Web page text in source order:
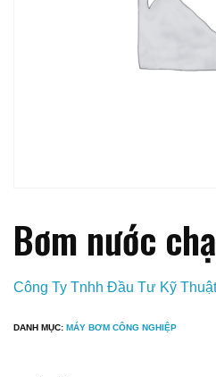
Bơm nước
Công Ty Tnhh Đầu Tư Kỹ
DANH MỤC: MÁY BƠM CÔNG NGHIỆP